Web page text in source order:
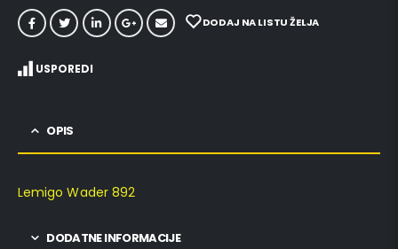
DODAJ NA LISTU ŽELJA
USPOREDI
OPIS
Lemigo Wader 892
DODATNE INFORMACIJE